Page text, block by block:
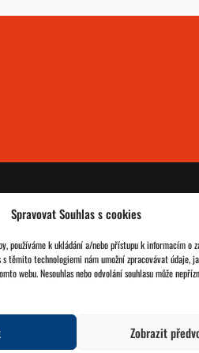
Spravovat Souhlas s cookies
používáme k ukládání a/nebo přístupu k informacím o
s těmito technologiemi nám umožní zpracovávat údaje,
webu. Nesouhlas nebo odvolání souhlasu může
Zobrazit
ČSOL
Databáze
Pro členy